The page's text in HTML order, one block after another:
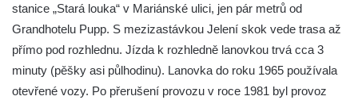
stanice „Stará louka“ v Mariánské ulici, jen pár metrů od
Grandhotelu Pupp. S mezizastávkou Jelení skok vede trasa až
přímo pod rozhlednu. Jízda k rozhledně lanovkou trvá cca 3
minuty (pěšky asi půlhodinu). Lanovka do roku 1965 používala
otevřené vozy. Po přerušení provozu v roce 1981 byl provoz